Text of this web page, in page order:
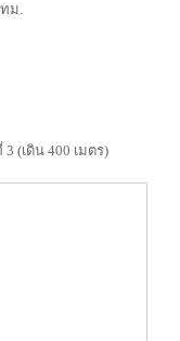
ม.
(เดิน 400 เมตร)